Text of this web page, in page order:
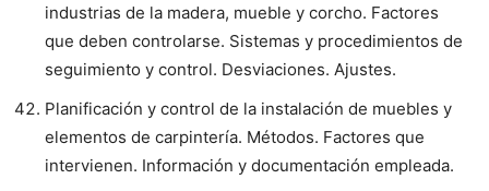
industrias de la madera, mueble y corcho. Factores
que deben controlarse. Sistemas y procedimientos de
seguimiento y control. Desviaciones. Ajustes.
Planificación y control de la instalación de muebles y
elementos de carpintería. Métodos. Factores que
intervienen. Información y documentación empleada.